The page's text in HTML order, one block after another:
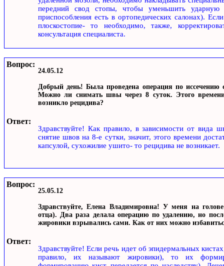
передний свод стопы, чтобы уменьшить ударную
приспособления есть в ортопедических салонах).
плоскостопие- то необходимо, также,
консультация специалиста.
Вопрос:
24.05.12
Добрый день! Была проведена операция по иссечению
Можно ли снимать швы через 8 суток. Этого
возникло рецидива?
Ответ:
Здравствуйте! Как правило, в зависимости от вида
снятие швов на 8-е сутки, значит, этого времени
капсулой, сухожилие ушито- то рецидива не возникает.
Вопрос:
25.05.12
Здравствуйте, Елена Владимировна! У меня на
отца). Два раза делала операцию по удалению, но
жировики взрывались сами. Как от них можно
Ответ:
Здравствуйте! Если речь идет об эпидермальных
правило, их называют жировики), то их